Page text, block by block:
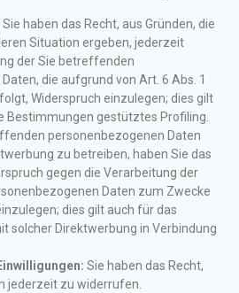
Sie haben das Recht, aus Gründen, die
Situation ergeben, jederzeit
der Sie betreffenden
die aufgrund von Art. 6 Abs. 1
Widerspruch einzulegen; dies gilt
Bestimmungen gestütztes Profiling.
personenbezogenen Daten
zu betreiben, haben Sie das
gegen die Verarbeitung der
Daten zum Zwecke
dies gilt auch für das
solcher Direktwerbung in Verbindung
Sie haben das Recht,
jederzeit zu widerrufen.